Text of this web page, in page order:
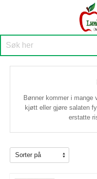
Bønner kommer i mange
kjøtt eller gjøre salaten
erstatte